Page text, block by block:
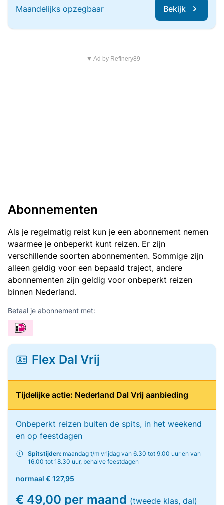
Maandelijks opzegbaar Bekijk
▼ Ad by Refinery89
Abonnementen
Als je regelmatig reist kun je een abonnement nemen
waarmee je onbeperkt kunt reizen. Er zijn
verschillende soorten abonnementen. Sommige zijn
alleen geldig voor een bepaald traject, andere
abonnementen zijn geldig voor onbeperkt reizen
binnen Nederland.
Betaal je abonnement met:
Flex Dal Vrij
Tijdelijke actie: Nederland Dal Vrij aanbieding
Onbeperkt reizen buiten de spits, in het weekend
en op feestdagen
Spitstijden: maandag t/m vrijdag van 6.30 tot 9.00 uur en van
16.00 tot 18.30 uur, behalve feestdagen
normaal € 127,95
€ 49,00 per maand (tweede klas, dal)